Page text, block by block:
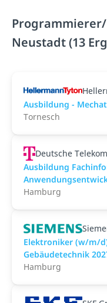
Neustadt (13
Ausbildung -
Tornesch
Deutsche
Ausbildung
Hamburg
Elektroniker (w/m/
Gebäudetechnik
Hamburg